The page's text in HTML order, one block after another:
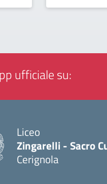
ufficiale su:
Liceo
Zingarelli - Sacro
Cerignola